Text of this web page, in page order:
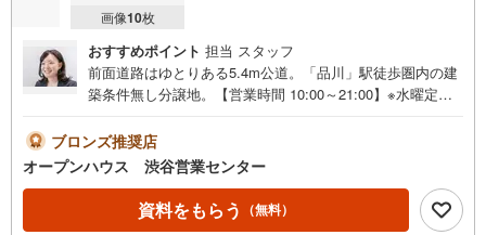
画像10枚
おすすめポイント 担当 スタッフ
前面道路はゆとりある5.4m公道。「品川」駅徒歩圏内の建
築条件無し分譲地。【営業時間 10:00～21:00】※水曜定休
気軽にご連絡ください！現地を見学される場合は「室内・
現地を見学する（無料）」ボタンよりご希望の日時をご記
入いただけますとスムーズにご案内が可能です。◎現地の
ご案内について・平日や夜遅い時間帯もご案内が可能 ※定
休日を除く・経験豊富なスタッフが物件詳細を丁寧にご説
ブロンズ推奨店
オープンハウス 渋谷営業センター
資料をもらう （無料）